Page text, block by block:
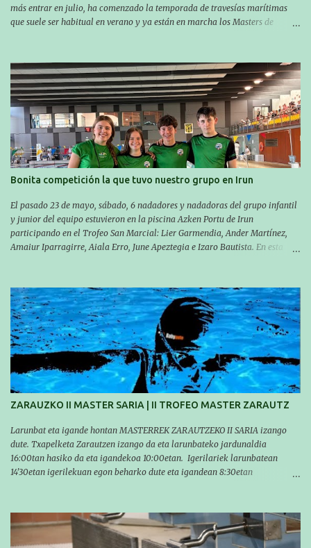
más entrar en julio, ha comenzado la temporada de travesías marítimas
que suele ser habitual en verano y ya están en marcha los Masters de
próxima cita. Para empezar, el 13 de julio, Manu Santos participó en la
XXXVIII. Travesía a nado de Ondarroa y recorrió una distancia de 1600
metros en 28 minutos y 30 segundos. Al día siguiente, Manu Santos y su
compañero Asier Gorostegi participaron en la V. San Antón Bira. En esta
travesía se realiza un recorrido desde la playa de Gaztetape hasta la playa
de Malkorbe, pero debido al estado del mar de aquel día, la organización
decidió hacerlo en el interior de la bahía de la playa de Malkorbe. Así,
Asier completó el recorrido en 29 minutos y 30 segundos, c...
Bonita competición la que tuvo nuestro grupo en Irun
El pasado 23 de mayo, sábado, 6 nadadores y nadadoras del grupo infantil
y junior del equipo estuvieron en la piscina Azken Portu de Irun
participando en el Trofeo San Marcial: Lier Garmendia, Ander Martínez,
Amaiur Iparragirre, Aiala Erro, June Apeztegia e Izaro Bautista. En esta
marcas. A pesar de no conseguir marca, pasaron una tarde muy buena y
sirvió para reforzar su experiencia. La mayoría ya ha terminado la
temporada, pero seguiremos trabajando con quienes están en la recta final,
trabajando para que cada uno consiga sus objetivos personales. BRNPWR!
ZARAUZKO II MASTER SARIA | II TROFEO MASTER ZARAUTZ
Larunbat eta igande hontan MASTERREK ZARAUTZEKO II SARIA izango
dute. Txapelketa Zarautzen izango da eta larunbateko jardunaldia
16:00tan hasiko da eta igandekoa 10:00etan. Igerilariek larunbatean
14'30etan igerilekuan egon beharko dute eta igandean 8:30etan
domingo los MASTERS tendrán el II TROFEO MASTER DE ZARAUTZ. La
competición se celebrará en Zarautz a las 16:00 la jornada del sabado y a
las 10:00 la del domingo. Los/las nadadores/as tendrán que estar en la